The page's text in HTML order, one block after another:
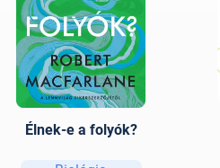
Élnek-e a folyók?